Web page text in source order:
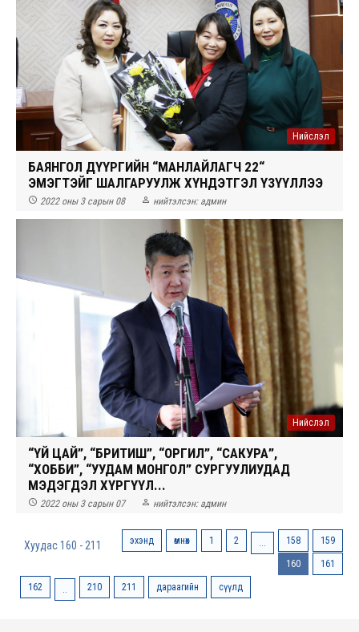
Нийслэл
БАЯНГОЛ ДҮҮРГИЙН “МАНЛАЙЛАГЧ 22“
ЭМЭГТЭЙГ ШАЛГАРУУЛЖ ХҮНДЭТГЭЛ ҮЗҮҮЛЛЭЭ
 2022 оны 3 сарын 08  нийтэлсэн: админ
Нийслэл
“ҮЙ ЦАЙ”, “БРИТИШ”, “ОРГИЛ”, “САКУРА”,
“ХОББИ”, “УУДАМ МОНГОЛ” СУРГУУЛИУДАД
МЭДЭГДЭЛ ХҮРГҮҮЛ...
 2022 оны 3 сарын 07  нийтэлсэн: админ
Хуудас 160 - 211 эхэнд өмнөх 1 2 ... 158 159
160 161
162 .. 210 211 дараагийн сүүлд